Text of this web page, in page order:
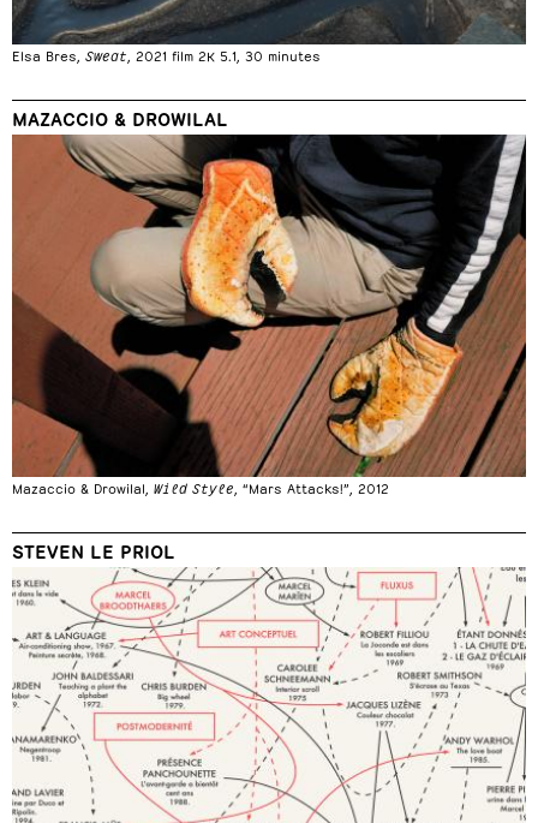
Elsa Bres, Sweat , 2021 film 2K 5.1, 30 minutes
MAZACCIO & DROWILAL
Mazaccio & Drowilal, Wild Style , “Mars Attacks!”, 2012
STEVEN LE PRIOL